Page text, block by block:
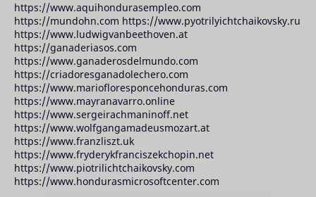
https://www.aquihondurasempleo.com
https://mundohn.com https://www.pyotrilyichtchaikovsky.ru
https://www.ludwigvanbeethoven.at
https://ganaderiasos.com
https://www.ganaderosdelmundo.com
https://criadoresganadolechero.com
https://www.mariofloresponcehonduras.com
https://www.mayranavarro.online
https://www.sergeirachmaninoff.net
https://www.wolfgangamadeusmozart.at
https://www.franzliszt.uk
https://www.fryderykfranciszekchopin.net
https://www.piotrilichtchaikovsky.com
https://www.hondurasmicrosoftcenter.com